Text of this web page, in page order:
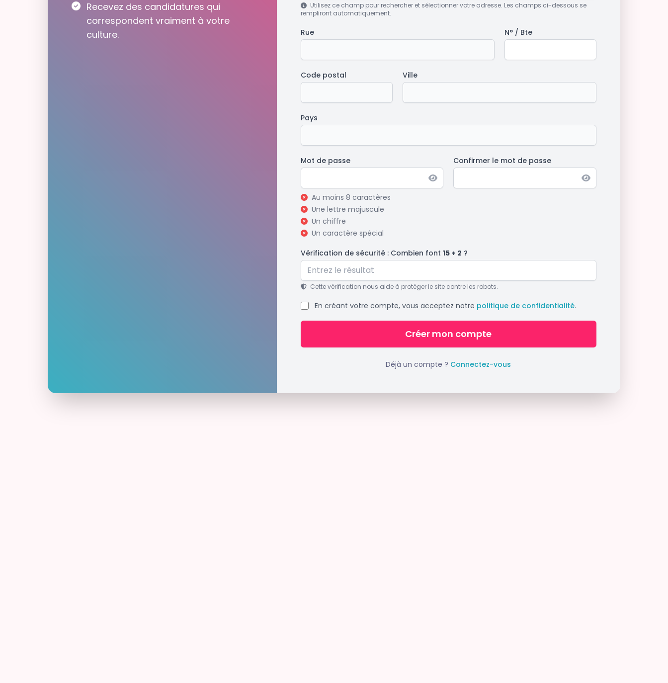
Recevez des candidatures qui
correspondent vraiment à votre
culture.
Utilisez ce champ pour rechercher et sélectionner votre adresse. Les champs ci-dessous se
rempliront automatiquement.
Rue N° / Bte
Code postal Ville
Pays
Mot de passe
Au moins 8 caractères
Une lettre majuscule
Un chiffre
Un caractère spécial
Confirmer le mot de passe
Vérification de sécurité : Combien font 15 + 2 ?
Cette vérification nous aide à protéger le site contre les robots.
En créant votre compte, vous acceptez notre politique de confidentialité.
Créer mon compte
Déjà un compte ? Connectez-vous